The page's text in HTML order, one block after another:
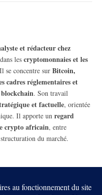
et rédacteur chez
les cryptomonnaies et les
se concentre sur Bitcoin,
cadres réglementaires et
. Son travail
et factuelle, orientée
Il apporte un regard
crypto africain, entre
du marché.